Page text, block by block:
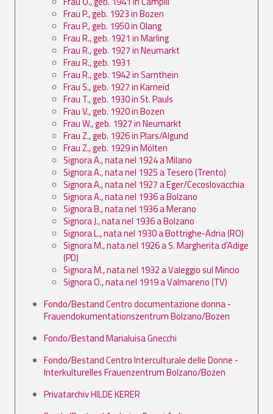
Frau P., geb. 1923 in Bozen
Frau P., geb. 1950 in Olang
Frau R., geb. 1921 in Marling
Frau R., geb. 1927 in Neumarkt
Frau R., geb. 1931
Frau R., geb. 1942 in Sarnthein
Frau S., geb. 1927 in Karneid
Frau T., geb. 1930 in St. Pauls
Frau V., geb. 1920 in Bozen
Frau W., geb. 1927 in Neumarkt
Frau Z., geb. 1926 in Plars/Algund
Frau Z., geb. 1929 in Mölten
Signora A., nata nel 1924 a Milano
Signora A., nata nel 1925 a Tesero (Trento)
Signora A., nata nel 1927 a Eger/Cecoslovacchia
Signora A., nata nel 1936 a Bolzano
Signora B., nata nel 1936 a Merano
Signora J., nata nel 1936 a Bolzano
Signora L., nata nel 1930 a Bottrighe-Adria (RO)
Signora M., nata nel 1926 a S. Margherita d’Adige
(PD)
Signora M., nata nel 1932 a Valeggio sul Mincio
Signora O., nata nel 1919 a Valmareno (TV)
Fondo/Bestand Centro documentazione donna -
Frauendokumentationszentrum Bolzano/Bozen
Fondo/Bestand Marialuisa Gnecchi
Fondo/Bestand Centro Interculturale delle Donne -
Interkulturelles Frauenzentrum Bolzano/Bozen
Privatarchiv HILDE KERER